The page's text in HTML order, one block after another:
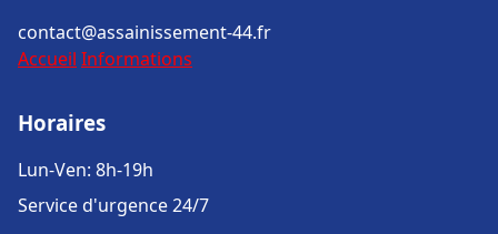
contact@assainissement-44.fr
Accueil Informations
Horaires
Lun-Ven: 8h-19h
Service d'urgence 24/7